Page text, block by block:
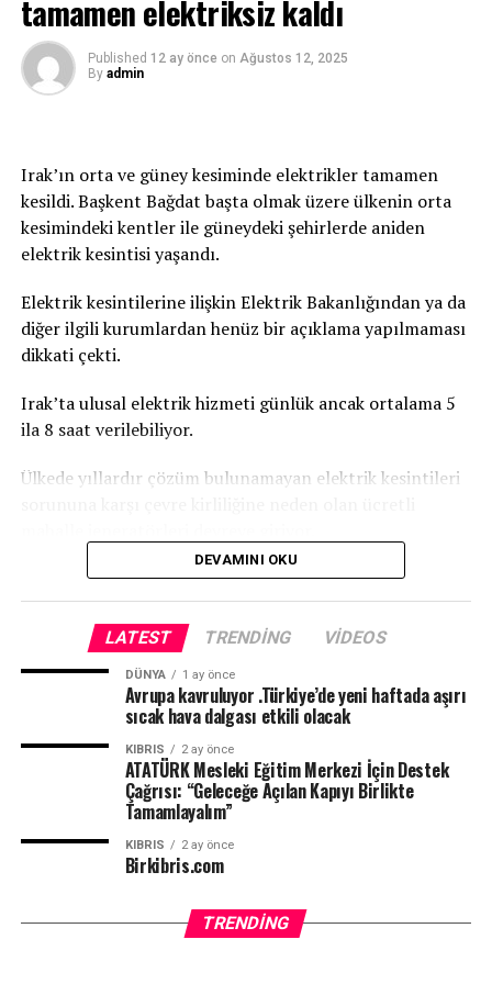
genelinde gölgede hissedilen sıcaklık 36-39 derece.
Güneş altında ve asfalt alanlarda ise sıcaklık 50 dereceyi
geçiyor.
tamamen elektriksiz kaldı
Published 12 ay önce on Ağustos 12, 2025
By admin
Irak’ın orta ve güney kesiminde elektrikler tamamen
kesildi. Başkent Bağdat başta olmak üzere ülkenin orta
kesimindeki kentler ile güneydeki şehirlerde aniden
elektrik kesintisi yaşandı.
Elektrik kesintilerine ilişkin Elektrik Bakanlığından ya da
diğer ilgili kurumlardan henüz bir açıklama yapılmaması
dikkati çekti.
Irak’ta ulusal elektrik hizmeti günlük ancak ortalama 5
ila 8 saat verilebiliyor.
Ülkede yıllardır çözüm bulunamayan elektrik kesintileri
DEVAMINI OKU
LATEST TRENDING VIDEOS
DÜNYA 1 ay önce
Avrupa kavruluyor .Türkiye’de yeni haftada aşırı
sıcak hava dalgası etkili olacak
KIBRIS 2 ay önce
ATATÜRK Mesleki Eğitim Merkezi İçin Destek
Çağrısı: “Geleceğe Açılan Kapıyı Birlikte
Tamamlayalım”
KIBRIS 2 ay önce
Birkibris.com
TRENDING